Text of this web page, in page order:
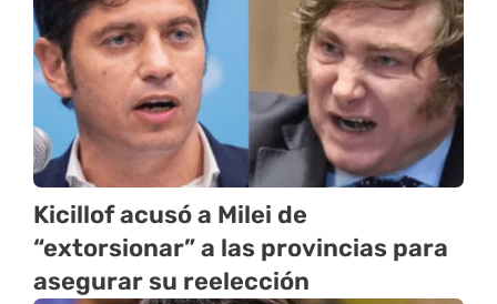
Kicillof acusó a Milei de
“extorsionar” a las provincias para
asegurar su reelección